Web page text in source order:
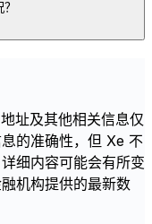
址及其他相关信息仅
的准确性，但 Xe 不
细内容可能会有所变
机构提供的最新数